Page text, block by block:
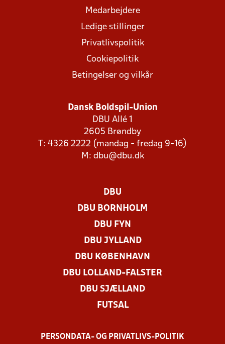
Medarbejdere
Ledige stillinger
Privatlivspolitik
Cookiepolitik
Betingelser og vilkår
Dansk Boldspil-Union
DBU Allé 1
2605 Brøndby
T: 4326 2222 (mandag - fredag 9-16)
M: dbu@dbu.dk
DBU
DBU BORNHOLM
DBU FYN
DBU JYLLAND
DBU KØBENHAVN
DBU LOLLAND-FALSTER
DBU SJÆLLAND
FUTSAL
PERSONDATA- OG PRIVATLIVS-POLITIK